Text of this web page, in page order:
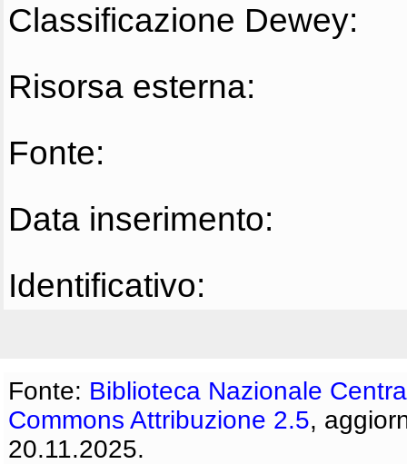
Classificazione Dewey:
Risorsa esterna:
Fonte:
Data inserimento:
Identificativo:
Fonte: Biblioteca Nazionale
Commons Attribuzione 2.5,
20.11.2025.